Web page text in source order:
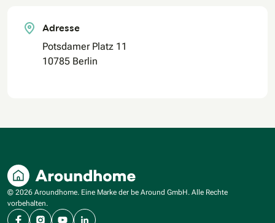
Adresse
Potsdamer Platz 11
10785 Berlin
© 2026 Aroundhome. Eine Marke der be Around GmbH. Alle Rechte
vorbehalten.